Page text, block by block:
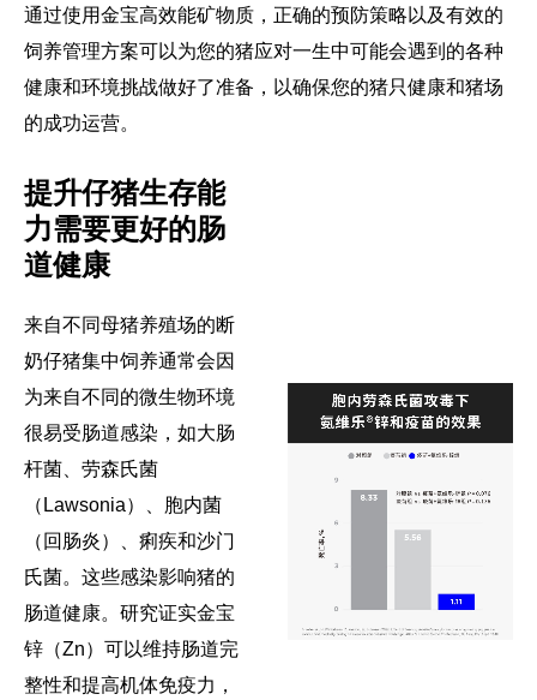
语言 ENGLISH
通过使用金宝高效能矿物质，正确的预防策略以及有效的
饲养管理方案可以为您的猪应对一生中可能会遇到的各种
健康和环境挑战做好了准备，以确保您的猪只健康和猪场
的成功运营。
提升仔猪生存能
力需要更好的肠
道健康
来自不同母猪养殖场的断
奶仔猪集中饲养通常会因
为来自不同的微生物环境
很易受肠道感染，如大肠
杆菌、劳森氏菌
（Lawsonia）、胞内菌
（回肠炎）、痢疾和沙门
氏菌。这些感染影响猪的
肠道健康。研究证实金宝
锌（Zn）可以维持肠道完
整性和提高机体免疫力，